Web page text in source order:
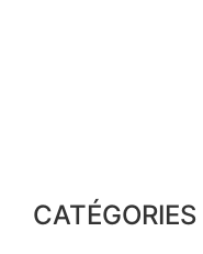
CATÉGORIES